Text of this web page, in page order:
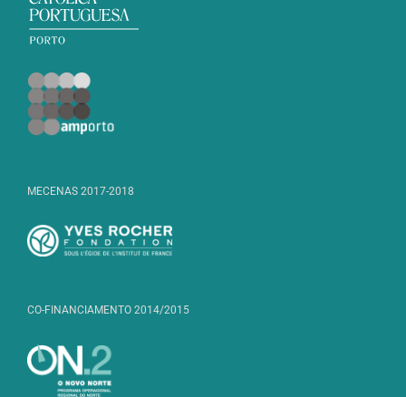
MECENAS 2017-2018
CO-FINANCIAMENTO 2014/2015